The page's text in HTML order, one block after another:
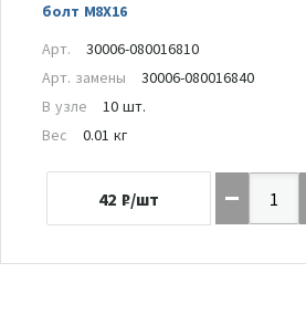
болт M8X16
Арт.
30006-080016810
Арт. замены
30006-080016840
В узле
10 шт.
Вес
0.01 кг
42 ₽/шт